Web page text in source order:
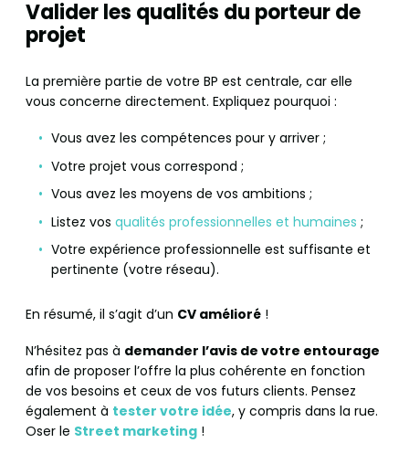
Valider les qualités du porteur de
projet
La première partie de votre BP est centrale, car elle
vous concerne directement. Expliquez pourquoi :
Vous avez les compétences pour y arriver ;
Votre projet vous correspond ;
Vous avez les moyens de vos ambitions ;
Listez vos qualités professionnelles et humaines ;
Votre expérience professionnelle est suffisante et
pertinente (votre réseau).
En résumé, il s’agit d’un CV amélioré !
N’hésitez pas à demander l’avis de votre entourage
afin de proposer l’offre la plus cohérente en fonction
de vos besoins et ceux de vos futurs clients. Pensez
également à tester votre idée, y compris dans la rue.
Oser le Street marketing !